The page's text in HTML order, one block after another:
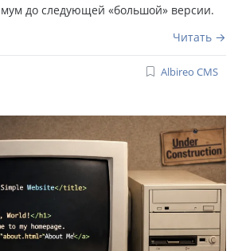
до следующей «большой» версии.
Читать
Albireo CMS